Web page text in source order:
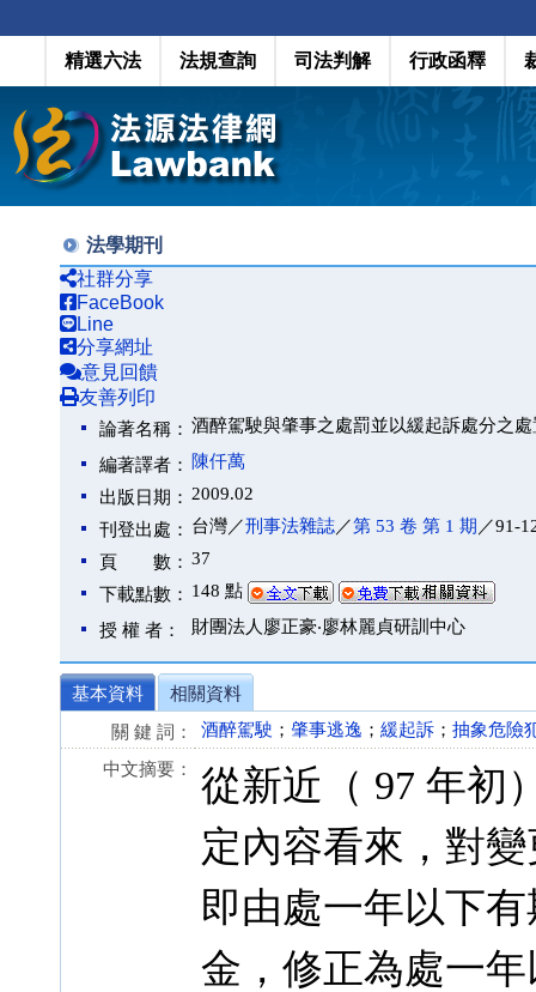
精選六法 法規查詢 司法判解 行政函釋
法學期刊
社群分享
FaceBook
Line
分享網址
意見回饋
友善列印
論著名稱： 酒醉駕駛與肇事之處罰並以緩起訴處分之
編著譯者：
陳仟萬
出版日期： 2009.02
刊登出處： 台灣／刑事法雜誌／第 53 卷 第 1 期 ／91-
頁 數： 37
下載點數： 148 點
授 權 者： 財團法人廖正豪‧廖林麗貞研訓中心
基本資料
相關資料
關 鍵 詞：
酒醉駕駛 ； 肇事逃逸 ； 緩起訴 ； 抽象危險
中文摘要：
從新近（ 97 年初
定內容看來，對
即由處一年以下
金，修正為處一